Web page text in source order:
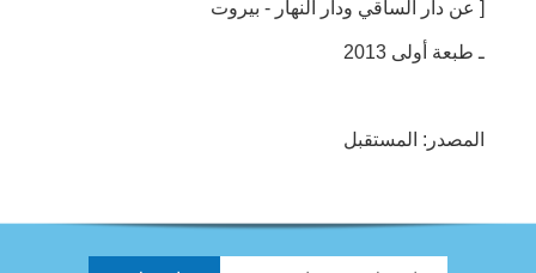
[ عن دار الساقي ودار النهار - بيروت
ـ طبعة أولى 2013
المصدر: المستقبل